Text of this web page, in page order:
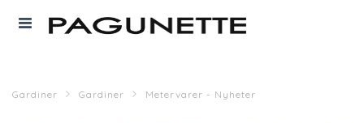
Gardiner Gardiner Metervarer - Nyheter